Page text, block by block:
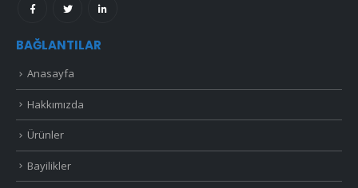
BAĞLANTILAR
Anasayfa
Hakkımızda
Ürünler
Bayilikler